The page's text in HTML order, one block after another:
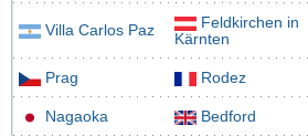
Villa Carlos Paz
Feldkirchen in
Kärnten
Prag Rodez
Nagaoka Bedford